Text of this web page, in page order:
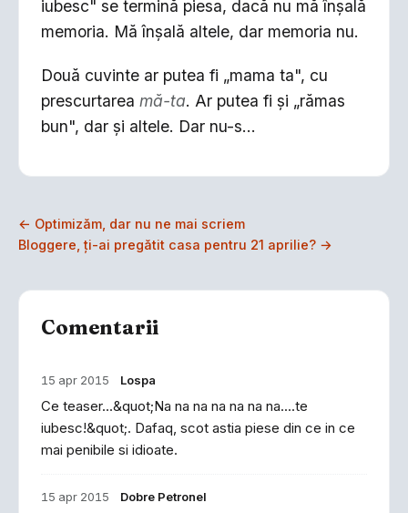
iubesc" se termină piesa, dacă nu mă înşală
memoria. Mă înşală altele, dar memoria nu.
Două cuvinte ar putea fi „mama ta", cu
prescurtarea mă-ta. Ar putea fi şi „rămas
bun", dar şi altele. Dar nu-s...
← Optimizăm, dar nu ne mai scriem
Bloggere, ţi-ai pregătit casa pentru 21 aprilie? →
Comentarii
15 apr 2015 Lospa
Ce teaser...&quot;Na na na na na na na....te
iubesc!&quot;. Dafaq, scot astia piese din ce in ce
mai penibile si idioate.
15 apr 2015 Dobre Petronel